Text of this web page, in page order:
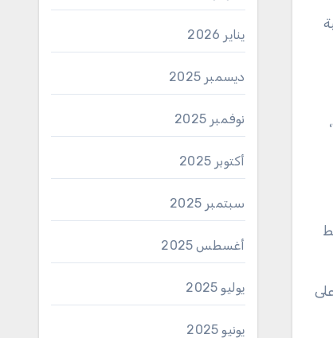
يناير 2026
ديسمبر 2025
نوفمبر 2025
أكتوبر 2025
سبتمبر 2025
أغسطس 2025
يوليو 2025
يونيو 2025